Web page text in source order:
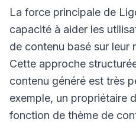
La force principale de
capacité à aider les
de contenu basé sur leur
Cette approche
contenu généré est très
exemple, un propriétaire
fonction de thème de